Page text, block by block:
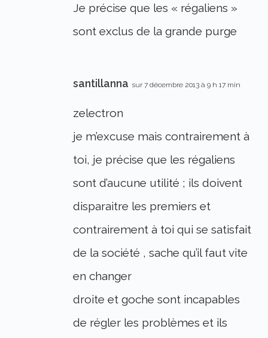
Je précise que les « régaliens »
sont exclus de la grande purge
santillanna sur 7 décembre 2013 à 9 h 17 min
zelectron
je m’excuse mais contrairement à
toi, je précise que les régaliens
sont d’aucune utilité ; ils doivent
disparaitre les premiers et
contrairement à toi qui se satisfait
de la société , sache qu’il faut vite
en changer
droite et goche sont incapables
de régler les problèmes et ils